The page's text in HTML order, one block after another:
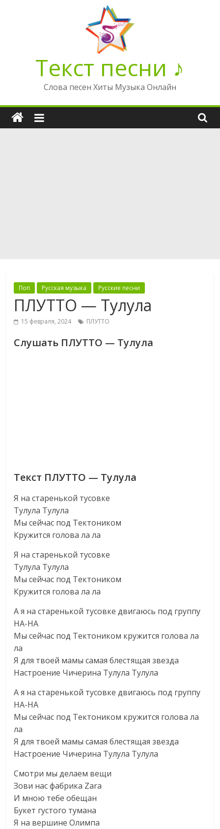
Текст песни ♪
Слова песен Хиты Музыка Онлайн
Поп Русская музыка Русские песни
ПЛУТТО — Тулула
15 февраля, 2024 ПЛУТТО
Слушать ПЛУТТО — Тулула
Текст ПЛУТТО — Тулула
Я на старенькой тусовке
Тулула Тулула
Мы сейчас под Тектоником
Кружится голова ла ла
Я на старенькой тусовке
Тулула Тулула
Мы сейчас под Тектоником
Кружится голова ла ла
А я на старенькой тусовке двигаюсь под группу
НА-НА
Мы сейчас под Тектоником кружится голова ла
ла
Я для твоей мамы самая блестящая звезда
Настроение Чичерина Тулула Тулула
А я на старенькой тусовке двигаюсь под группу
НА-НА
Мы сейчас под Тектоником кружится голова ла
ла
Я для твоей мамы самая блестящая звезда
Настроение Чичерина Тулула Тулула
Смотри мы делаем вещи
Зови нас фабрика Zara
И мною тебе обещан
Букет густого тумана
Я на вершине Олимпа